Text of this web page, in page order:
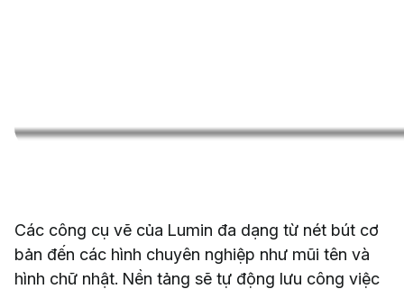
Các công cụ vẽ của Lumin đa dạng từ nét bút cơ
bản đến các hình chuyên nghiệp như mũi tên và
hình chữ nhật. Nền tảng sẽ tự động lưu công việc